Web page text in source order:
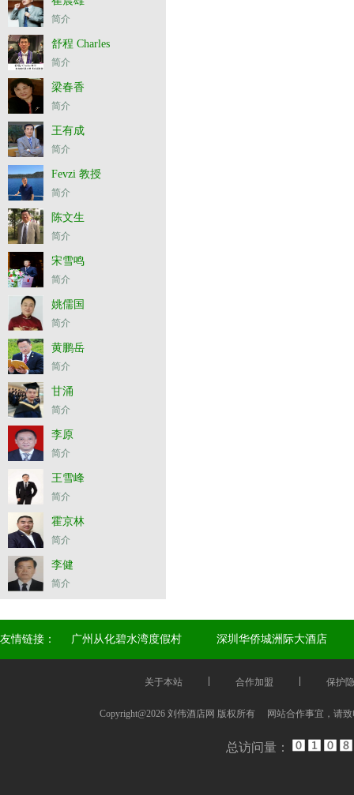
简介
舒程 Charles
简介
梁春香
简介
王有成
简介
Fevzi 教授
简介
陈文生
简介
宋雪鸣
简介
姚儒国
简介
黄鹏岳
简介
甘涌
简介
李原
简介
王雪峰
简介
霍京林
简介
李健
简介
友情链接： 广州从化碧水湾度假村 深圳华侨城洲际大酒店
关于本站 合作加盟 保护
Copyright@2026 刘伟酒店网 版权所有 网站合作事宜，请致
总访问量：